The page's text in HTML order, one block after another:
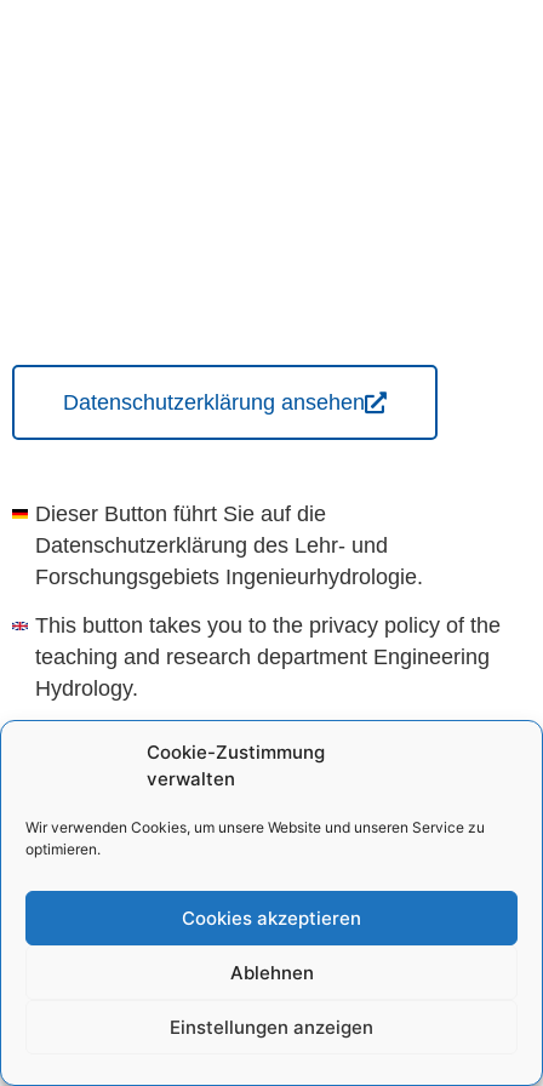
Cookie-Zustimmung
verwalten
Wir verwenden Cookies, um unsere Website und unseren Service zu
optimieren.
Cookies akzeptieren
Ablehnen
Einstellungen anzeigen
Datenschutzerklärung ansehen
Dieser Button führt Sie auf die
Datenschutzerklärung des Lehr- und
Forschungsgebiets Ingenieurhydrologie.
This button takes you to the privacy policy of the
teaching and research department Engineering
Hydrology.